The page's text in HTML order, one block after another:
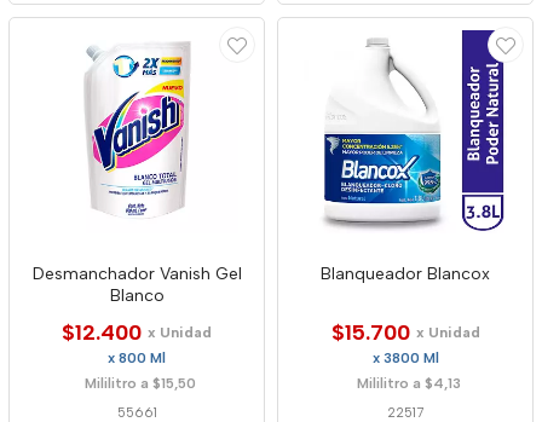
Desmanchador Vanish Gel
Blanco
$12.400 x Unidad
x 800 Ml
Mililitro a $15,50
55661
Blanqueador Blancox
$15.700 x Unidad
x 3800 Ml
Mililitro a $4,13
22517